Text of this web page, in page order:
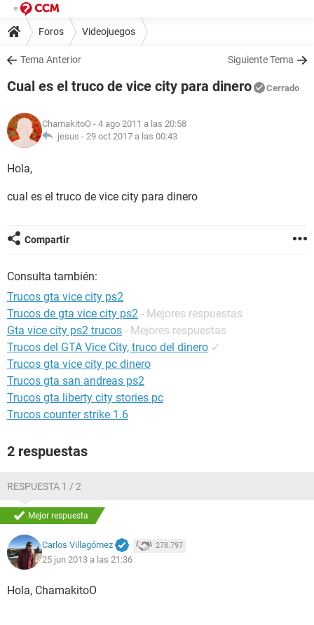
Foros Videojuegos
Tema Anterior Siguiente Tema
Cual es el truco de vice city para dinero Cerrado
ChamakitoO - 4 ago 2011 a las 20:58
jesus - 29 oct 2017 a las 00:43
Hola,
cual es el truco de vice city para dinero
Compartir
Consulta también:
Trucos gta vice city ps2
Trucos de gta vice city ps2 - Mejores respuestas
Gta vice city ps2 trucos - Mejores respuestas
Trucos del GTA Vice City, truco del dinero ✓
Trucos gta vice city pc dinero
Trucos gta san andreas ps2
Trucos gta liberty city stories pc
Trucos counter strike 1.6
2 respuestas
RESPUESTA 1 / 2
Mejor respuesta
Carlos Villagómez 278.797
25 jun 2013 a las 21:36
Hola, ChamakitoO